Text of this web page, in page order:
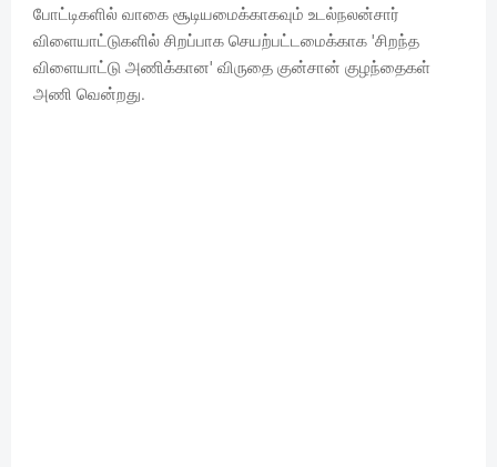
போட்டிகளில் வாகை சூடியமைக்காகவும் உடல்நலன்சார்
விளையாட்டுகளில் சிறப்பாக செயற்பட்டமைக்காக 'சிறந்த
விளையாட்டு அணிக்கான' விருதை குன்சான் குழந்தைகள்
அணி வென்றது.